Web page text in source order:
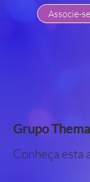
Associe-se
Grupo
Conheça esta